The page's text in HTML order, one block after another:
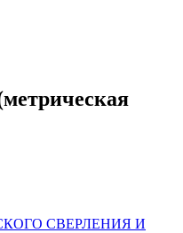
СВЕРЛЕНИЯ И